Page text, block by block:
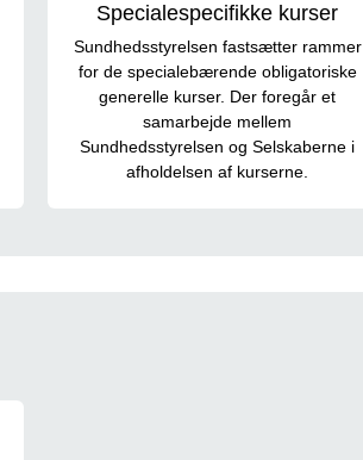
Specialespecifikke kurser
Sundhedsstyrelsen fastsætter rammer
for de specialebærende obligatoriske
generelle kurser. Der foregår et
samarbejde mellem
Sundhedsstyrelsen og Selskaberne i
afholdelsen af kurserne.